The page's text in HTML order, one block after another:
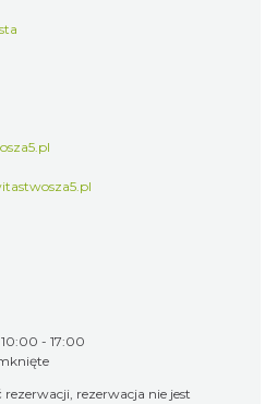
- 17:00
rezerwacja nie jest